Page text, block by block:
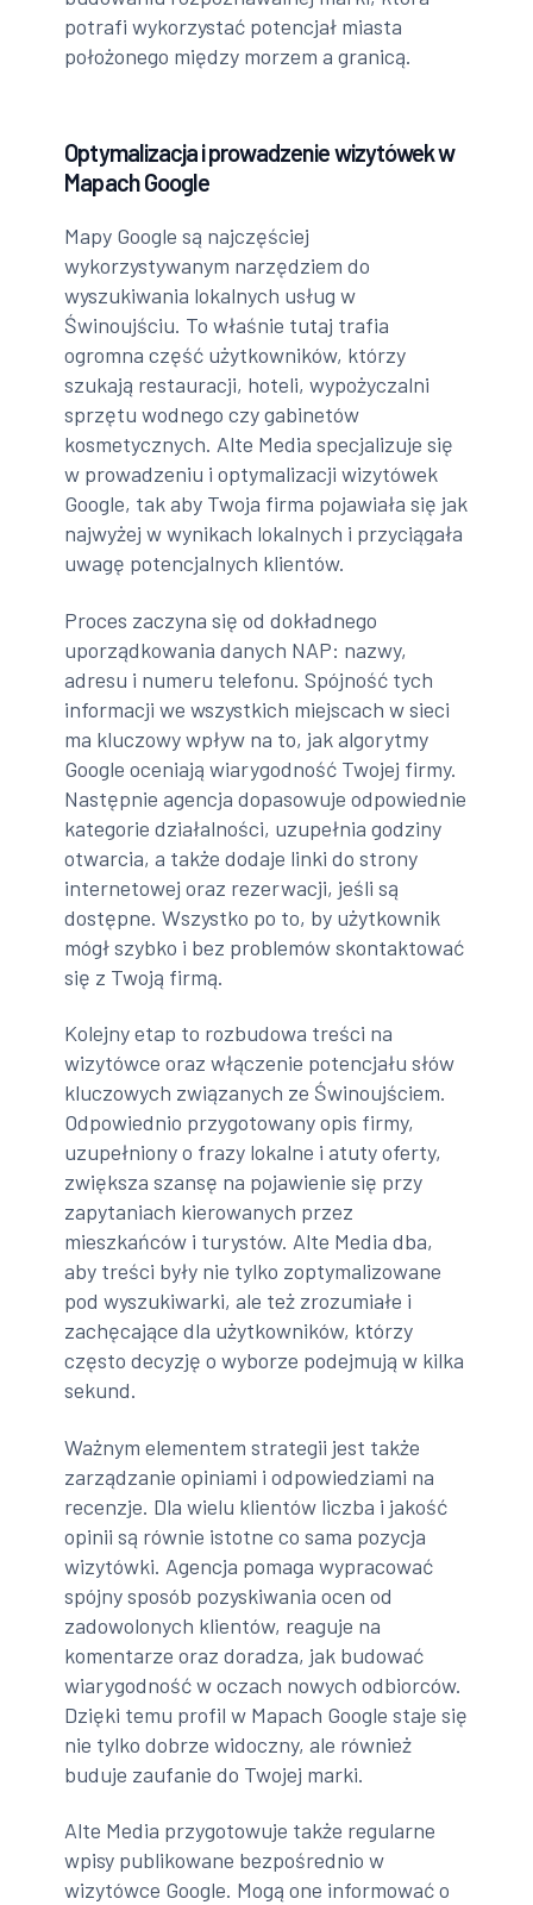
potrafi wykorzystać potencjał miasta
położonego między morzem a granicą.
Optymalizacja i prowadzenie wizytówek w
Mapach Google
Mapy Google są najczęściej
wykorzystywanym narzędziem do
wyszukiwania lokalnych usług w
Świnoujściu. To właśnie tutaj trafia
ogromna część użytkowników, którzy
szukają restauracji, hoteli, wypożyczalni
sprzętu wodnego czy gabinetów
kosmetycznych. Alte Media specjalizuje się
w prowadzeniu i optymalizacji wizytówek
Google, tak aby Twoja firma pojawiała się jak
najwyżej w wynikach lokalnych i przyciągała
uwagę potencjalnych klientów.
Proces zaczyna się od dokładnego
uporządkowania danych NAP: nazwy,
adresu i numeru telefonu. Spójność tych
informacji we wszystkich miejscach w sieci
ma kluczowy wpływ na to, jak algorytmy
Google oceniają wiarygodność Twojej firmy.
Następnie agencja dopasowuje odpowiednie
kategorie działalności, uzupełnia godziny
otwarcia, a także dodaje linki do strony
internetowej oraz rezerwacji, jeśli są
dostępne. Wszystko po to, by użytkownik
mógł szybko i bez problemów skontaktować
się z Twoją firmą.
Kolejny etap to rozbudowa treści na
wizytówce oraz włączenie potencjału słów
kluczowych związanych ze Świnoujściem.
Odpowiednio przygotowany opis firmy,
uzupełniony o frazy lokalne i atuty oferty,
zwiększa szansę na pojawienie się przy
zapytaniach kierowanych przez
mieszkańców i turystów. Alte Media dba,
aby treści były nie tylko zoptymalizowane
pod wyszukiwarki, ale też zrozumiałe i
zachęcające dla użytkowników, którzy
często decyzję o wyborze podejmują w kilka
sekund.
Ważnym elementem strategii jest także
zarządzanie opiniami i odpowiedziami na
recenzje. Dla wielu klientów liczba i jakość
opinii są równie istotne co sama pozycja
wizytówki. Agencja pomaga wypracować
spójny sposób pozyskiwania ocen od
zadowolonych klientów, reaguje na
komentarze oraz doradza, jak budować
wiarygodność w oczach nowych odbiorców.
Dzięki temu profil w Mapach Google staje się
nie tylko dobrze widoczny, ale również
buduje zaufanie do Twojej marki.
Alte Media przygotowuje także regularne
wpisy publikowane bezpośrednio w
wizytówce Google. Mogą one informować o